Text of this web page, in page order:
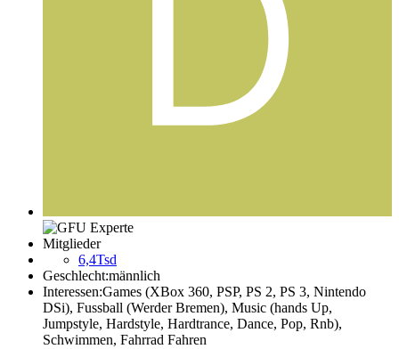
Mitglieder
6,4Tsd
Geschlecht:männlich
Interessen:Games (XBox 360, PSP, PS 2, PS 3, Nintendo
DSi), Fussball (Werder Bremen), Music (hands Up,
Jumpstyle, Hardstyle, Hardtrance, Dance, Pop, Rnb),
Schwimmen, Fahrrad Fahren